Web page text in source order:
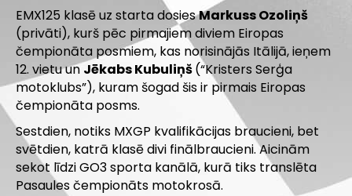
EMX125 klasē uz starta dosiesMarkuss Ozoliņš
(privāti), kurš pēc pirmajiem diviem Eiropas
čempionāta posmiem, kas norisinājās Itālijā, ieņem
12. vietu unJēkabs Kubuliņš(“Kristers Serģa
motoklubs”), kuram šogad šis ir pirmais Eiropas
čempionāta posms.
Sestdien, notiks MXGP kvalifikācijas braucieni, bet
svētdien, katrā klasē divi finālbraucieni. Aicinām
sekot līdzi GO3 sporta kanālā, kurā tiks translēta
Pasaules čempionāts motokrosā.